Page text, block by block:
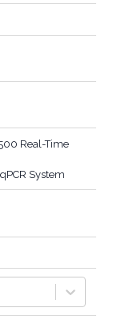
Real-Time
System